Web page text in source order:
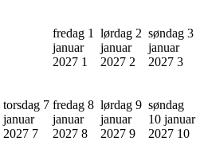
fredag 1
januar
2027 1
lørdag 2
januar
2027 2
søndag 3
januar
2027 3
torsdag 7
januar
2027 7
fredag 8
januar
2027 8
lørdag 9
januar
2027 9
søndag
10 januar
2027 10